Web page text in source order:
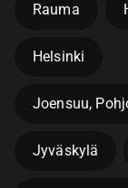
Rauma
Helsinki
Joensuu,
Jyväskylä